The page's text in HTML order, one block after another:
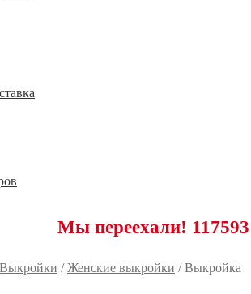
переехали! 117593
Выкройки /Женские выкройки /Выкройка